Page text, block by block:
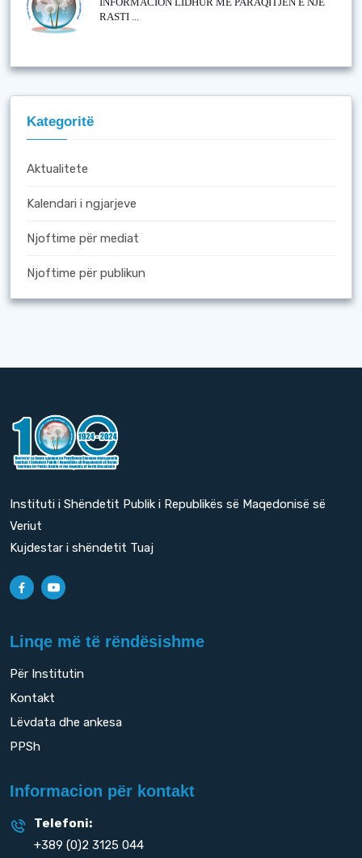
RASTI ...
Kategoritë
Aktualitete
Kalendari i ngjarjeve
Njoftime për mediat
Njoftime për publikun
Instituti i Shëndetit Publik i Republikës së Maqedonisë së
Veriut
Kujdestar i shëndetit Tuaj
Linqe më të rëndësishme
Për Institutin
Kontakt
Lëvdata dhe ankesa
PPSh
Informacion për kontakt
Telefoni:
+389 (0)2 3125 044